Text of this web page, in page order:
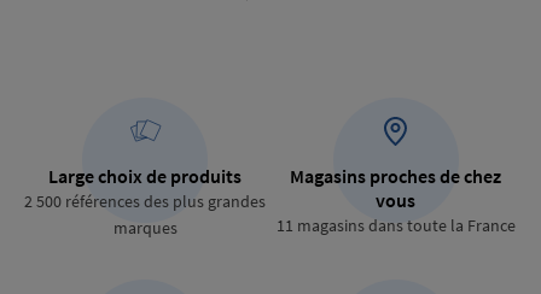
Large choix de produits
2 500 références des plus grandes
marques
Magasins proches de chez
vous
11 magasins dans toute la France